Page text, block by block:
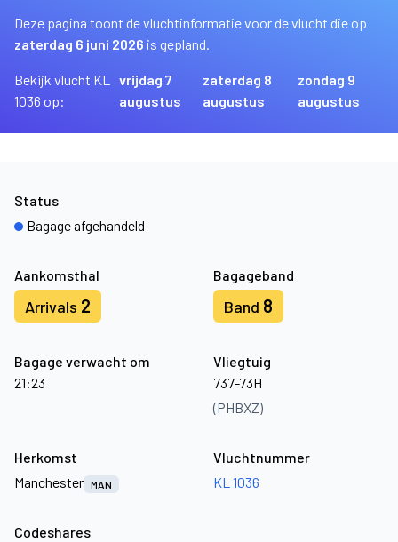
Deze pagina toont de vluchtinformatie voor de vlucht die op
zaterdag 6 juni 2026 is gepland.
Bekijk vlucht KL
1036 op:
vrijdag 7
augustus
zaterdag 8
augustus
zondag 9
augustus
Aankomsthal
Arrivals 2
Bagageband
Band 8
Bagage verwacht om
21:23
Vliegtuig
737-73H
(PHBXZ)
Status
Bagage afgehandeld
Herkomst
Manchester MAN
Vluchtnummer
KL 1036
Codeshares